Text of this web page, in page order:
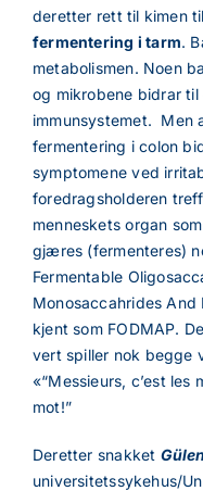
deretter rett til kimen
fermentering i tarm.
metabolismen. Noen
og mikrobene bidrar
immunsystemet. Men
fermentering i colon
symptomene ved
foredragsholderen
menneskets organ
gjæres (fermenteres)
Fermentable
Monosaccahrides
kjent som FODMAP.
vert spiller nok begge
«“Messieurs, c’est les
mot!”
Deretter snakket
universitetssykehus/